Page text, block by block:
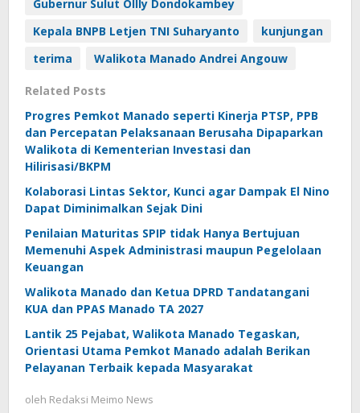
Gubernur Sulut Ollly Dondokambey
Kepala BNPB Letjen TNI Suharyanto
kunjungan
terima
Walikota Manado Andrei Angouw
Related Posts
Progres Pemkot Manado seperti Kinerja PTSP, PPB
dan Percepatan Pelaksanaan Berusaha Dipaparkan
Walikota di Kementerian Investasi dan
Hilirisasi/BKPM
Kolaborasi Lintas Sektor, Kunci agar Dampak El Nino
Dapat Diminimalkan Sejak Dini
Penilaian Maturitas SPIP tidak Hanya Bertujuan
Memenuhi Aspek Administrasi maupun Pegelolaan
Keuangan
Walikota Manado dan Ketua DPRD Tandatangani
KUA dan PPAS Manado TA 2027
Lantik 25 Pejabat, Walikota Manado Tegaskan,
Orientasi Utama Pemkot Manado adalah Berikan
Pelayanan Terbaik kepada Masyarakat
oleh Redaksi Meimo News